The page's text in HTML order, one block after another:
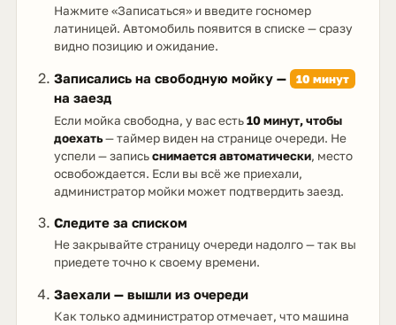
Нажмите «Записаться» и введите госномер
латиницей. Автомобиль появится в списке — сразу
видно позицию и ожидание.
Записались на свободную мойку — 10 минут
на заезд
Если мойка свободна, у вас есть10 минут, чтобы
доехать— таймер виден на странице очереди. Не
успели — записьснимается автоматически, место
освобождается. Если вы всё же приехали,
администратор мойки может подтвердить заезд.
Следите за списком
Не закрывайте страницу очереди надолго — так вы
приедете точно к своему времени.
Заехали — вышли из очереди
Как только администратор отмечает, что машина